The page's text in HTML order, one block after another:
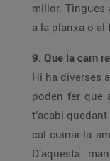
millor.
a la planxa o al
9. Que la carn
Hi ha diverses
poden fer que
t’acabi
cal cuinar-la
D’aquesta